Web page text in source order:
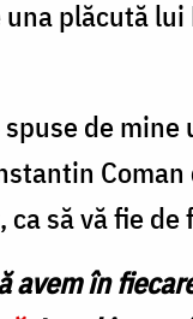
plăcută lui
de mine
să vă fie de
avem în